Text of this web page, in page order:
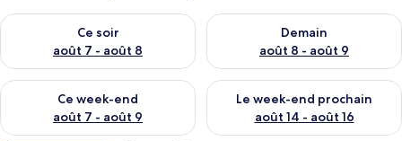
Ce soir
août 7 - août 8
Vérifier la disponibilité pour ce soir août 7 - août 8
Demain
août 8 - août 9
Vérifier la disponibilité pour
Ce week-end
août 7 - août 9
Vérifier la disponibilité pour ce week-end août 7 - août 9
Le week-end prochain
août 14 - août 16
Vérifier la disponibilité pour